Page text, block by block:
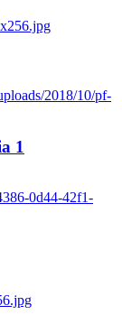
2018/10/pf-
1
0d44-42f1-